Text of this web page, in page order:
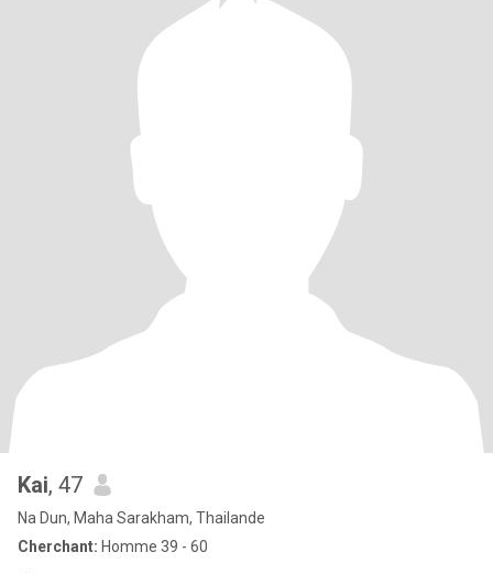
Kai, 47
Na Dun, Maha Sarakham, Thailande
Cherchant: Homme 39 - 60